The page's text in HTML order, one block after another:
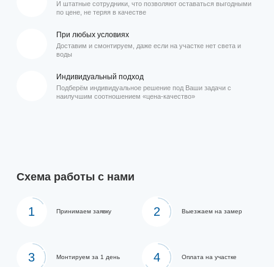
И штатные сотрудники, что позволяют оставаться выгодными
по цене, не теряя в качестве
При любых условиях
Доставим и смонтируем, даже если на участке нет света и
воды
Индивидуальный подход
Подберём индивидуальное решение под Ваши задачи с
наилучшим соотношением «цена-качество»
Схема работы с нами
1 Принимаем заявку 2 Выезжаем на замер
3 Монтируем за 1 день 4 Оплата на участке